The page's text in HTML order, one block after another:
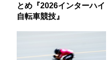
とめ『2026インターハイ
自転車競技』